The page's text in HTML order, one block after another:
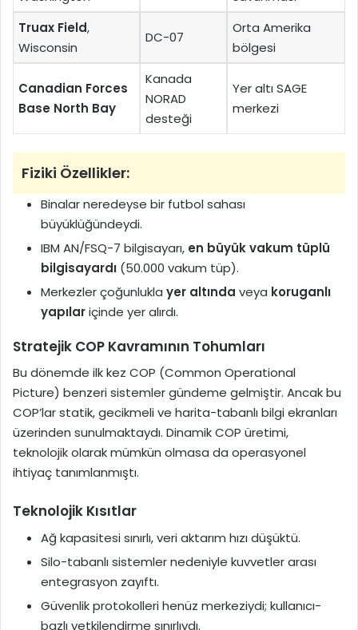
Truax Field,
Wisconsin
DC-07
Orta Amerika
bölgesi
Canadian Forces
Base North Bay
Kanada
NORAD
desteği
Yer altı SAGE
merkezi
Fiziki Özellikler:
Binalar neredeyse bir futbol sahası
büyüklüğündeydi.
IBM AN/FSQ-7 bilgisayarı, en büyük vakum tüplü
bilgisayardı (50.000 vakum tüp).
Merkezler çoğunlukla yer altında veya koruganlı
yapılariçinde yer alırdı.
Stratejik COP Kavramının Tohumları
Bu dönemde ilk kez COP (Common Operational
Picture) benzeri sistemler gündeme gelmiştir. Ancak bu
COP’lar statik, gecikmeli ve harita-tabanlı bilgi ekranları
üzerinden sunulmaktaydı. Dinamik COP üretimi,
teknolojik olarak mümkün olmasa da operasyonel
ihtiyaç tanımlanmıştı.
Teknolojik Kısıtlar
Ağ kapasitesi sınırlı, veri aktarım hızı düşüktü.
Silo-tabanlı sistemler nedeniyle kuvvetler arası
entegrasyon zayıftı.
Güvenlik protokolleri henüz merkeziydi; kullanıcı-
bazlı yetkilendirme sınırlıydı.